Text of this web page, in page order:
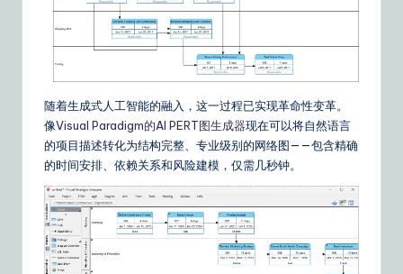
o
A
&
随着生成式人工智能的融入，这一过程已实现革命性变革。
像Visual Paradigm的AI PERT图生成器现在可以将自然语言
的项目描述转化为结构完整、专业级别的网络图——包含精确
的时间安排、依赖关系和风险建模，仅需几秒钟。